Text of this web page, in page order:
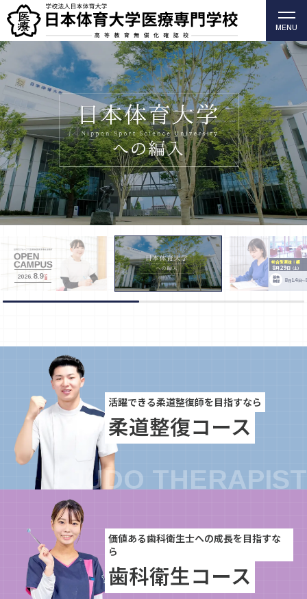
柔道整復師・歯科衛生士の日本体育大学医療専門学校
（高等教育無償化確認校）
MENU
2026. 8.9SUN
総合型選抜Ⅰ期
8月29日（土）
募集
期間 8月14日～
活躍できる柔道整復師を目指すなら
柔道整復コース
価値ある歯科衛生士への成長を目指すな
ら
歯科衛生コース